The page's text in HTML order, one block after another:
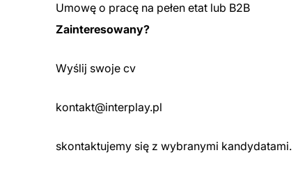
Umowę o pracę na pełen etat lub B2B
Zainteresowany?
Wyślij swoje cv
kontakt@interplay.pl
skontaktujemy się z wybranymi kandydatami.